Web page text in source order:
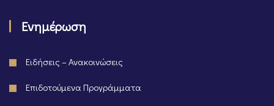
Ενημέρωση
Ειδήσεις – Ανακοινώσεις
Επιδοτούμενα Προγράμματα